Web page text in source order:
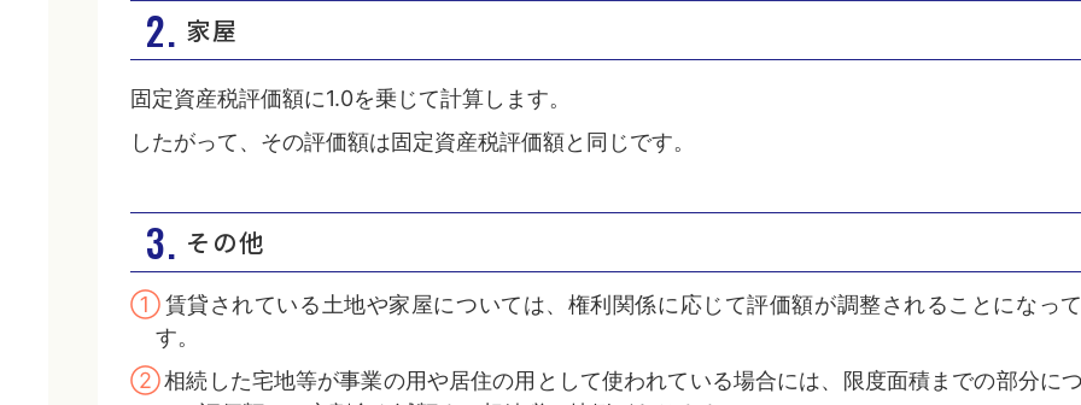
2. 家屋
固定資産税評価額に1.0を乗じて計算します。
したがって、その評価額は固定資産税評価額と同じです。
3. その他
①賃貸されている土地や家屋については、権利関係に応じて評価額が調整されることになっ
す。
②相続した宅地等が事業の用や居住の用として使われている場合には、限度面積までの部分に